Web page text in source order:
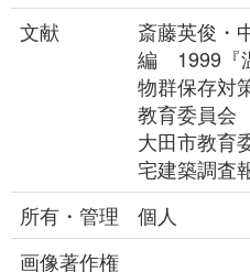
文献
斎藤英俊・
編 1999『
物群保存対
教育委員会
大田市教育
宅建築調査
所有・管理
個人
画像著作権